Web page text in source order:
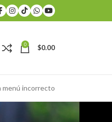
0 $0.00
menú incorrecto